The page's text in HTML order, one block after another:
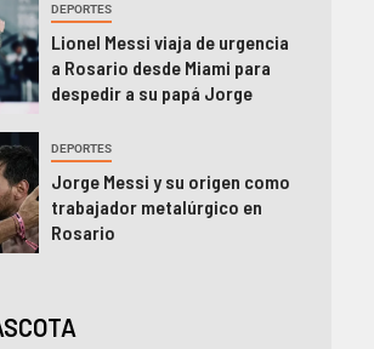
DEPORTES
Lionel Messi viaja de urgencia
a Rosario desde Miami para
despedir a su papá Jorge
DEPORTES
Jorge Messi y su origen como
trabajador metalúrgico en
Rosario